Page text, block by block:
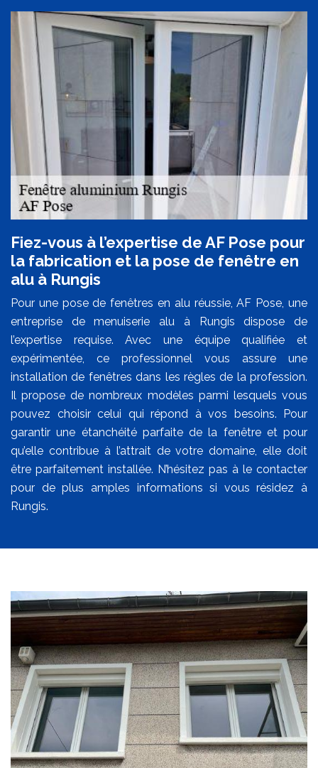
Fiez-vous à l’expertise de AF Pose pour
la fabrication et la pose de fenêtre en
alu à Rungis
Pour une pose de fenêtres en alu réussie, AF Pose, une
entreprise de menuiserie alu à Rungis dispose de
l’expertise requise. Avec une équipe qualifiée et
expérimentée, ce professionnel vous assure une
installation de fenêtres dans les règles de la profession.
Il propose de nombreux modèles parmi lesquels vous
pouvez choisir celui qui répond à vos besoins. Pour
garantir une étanchéité parfaite de la fenêtre et pour
qu’elle contribue à l’attrait de votre domaine, elle doit
être parfaitement installée. N’hésitez pas à le contacter
pour de plus amples informations si vous résidez à
Rungis.